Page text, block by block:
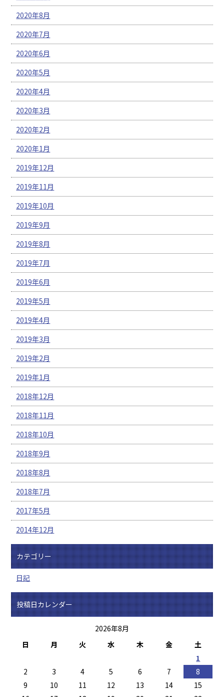
2020年8月
2020年7月
2020年6月
2020年5月
2020年4月
2020年3月
2020年2月
2020年1月
2019年12月
2019年11月
2019年10月
2019年9月
2019年8月
2019年7月
2019年6月
2019年5月
2019年4月
2019年3月
2019年2月
2019年1月
2018年12月
2018年11月
2018年10月
2018年9月
2018年8月
2018年7月
2017年5月
2014年12月
カテゴリー
日記
投稿日カレンダー
2026年8月
日
月 火 水 木 金
土
1
2
3 4 5 6 7
8
9
10 11 12 13 14
15